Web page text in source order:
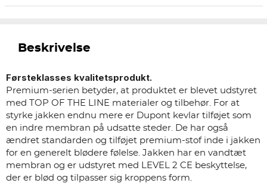
Beskrivelse
Førsteklasses kvalitetsprodukt.
Premium-serien betyder, at produktet er blevet udstyret
med TOP OF THE LINE materialer og tilbehør. For at
styrke jakken endnu mere er Dupont kevlar tilføjet som
en indre membran på udsatte steder. De har også
ændret standarden og tilføjet premium-stof inde i jakken
for en generelt blødere følelse. Jakken har en vandtæt
membran og er udstyret med LEVEL 2 CE beskyttelse,
der er blød og tilpasser sig kroppens form.